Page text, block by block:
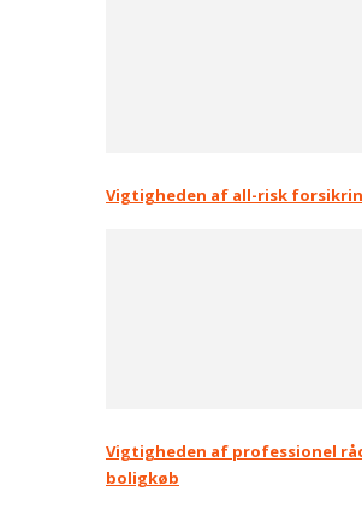
Vigtigheden af all-risk
Vigtigheden af professionel
boligkøb